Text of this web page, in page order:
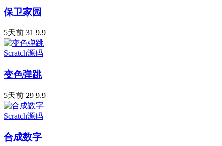
保卫家园
5天前 31 9.9
Scratch源码
变色弹跳
5天前 29 9.9
Scratch源码
合成数字